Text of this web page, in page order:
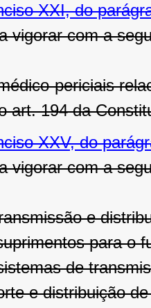
XXI, do
vigorar com a
periciais
art. 194 da
XXV, do
vigorar com a
e
para o
de
e distribuição